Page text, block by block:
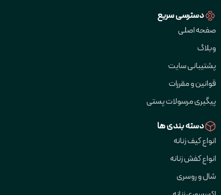
دسترسی سریع
صفحه اصلی
وبلاگ
پشتیبانی سایت
قوانین و مقررات
پیگیری مرسولات پستی
دسته بندی ها
انواع کیف زنانه
انواع کفش زنانه
شال و روسری